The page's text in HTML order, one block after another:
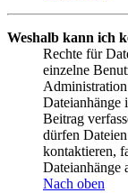
Weshalb kann ich
Rechte für
einzelne
Dateianhänge
Beitrag
dürfen
kontaktieren,
Dateianhänge
Nach oben